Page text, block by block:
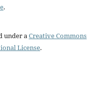
.
under aCreative Commons
License.